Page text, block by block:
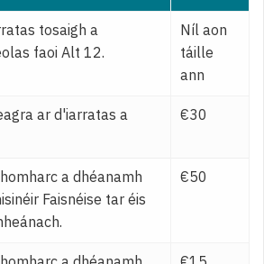
tosaigh a
faoi Alt 12.
Níl aon
táille
ann
ar d'iarratas a
€30
a dhéanamh
Faisnéise tar éis
€50